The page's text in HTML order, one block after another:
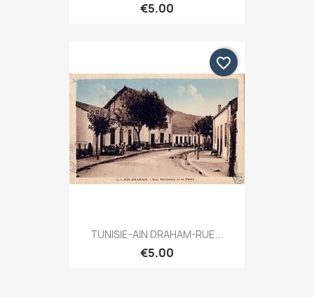
€5.00
TUNISIE-AIN DRAHAM-RUE...
€5.00
favorite_border